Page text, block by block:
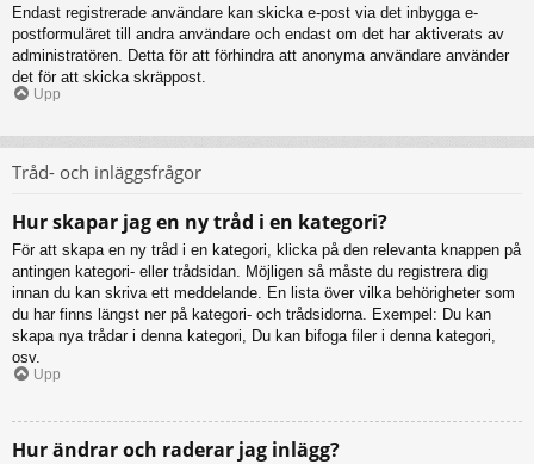
Endast registrerade användare kan skicka e-post via det inbygga e-
postformuläret till andra användare och endast om det har aktiverats av
administratören. Detta för att förhindra att anonyma användare använder
det för att skicka skräppost.
Upp
Tråd- och inläggsfrågor
Hur skapar jag en ny tråd i en kategori?
För att skapa en ny tråd i en kategori, klicka på den relevanta knappen på
antingen kategori- eller trådsidan. Möjligen så måste du registrera dig
innan du kan skriva ett meddelande. En lista över vilka behörigheter som
du har finns längst ner på kategori- och trådsidorna. Exempel: Du kan
skapa nya trådar i denna kategori, Du kan bifoga filer i denna kategori,
osv.
Upp
Hur ändrar och raderar jag inlägg?